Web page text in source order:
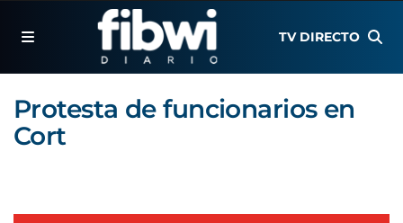
TV DIRECTO
Protesta de funcionarios en
Cort